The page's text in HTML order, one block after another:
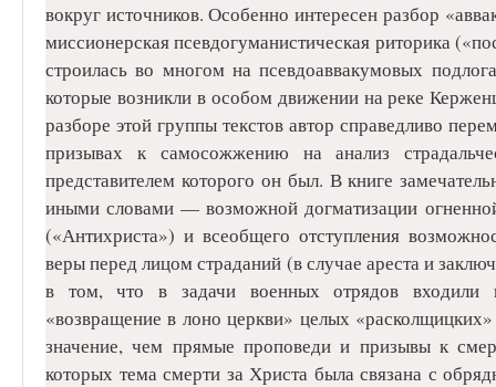
вокруг источников. Особенно интересен разбор
миссионерская псевдогуманистическая риторика
строилась во многом на псевдоаввакумовых
которые возникли в особом движении на реке
разборе этой группы текстов автор справедливо
призывах к самосожжению на анализ
представителем которого он был. В книге
иными словами — возможной догматизации
(«Антихриста») и всеобщего отступления
веры перед лицом страданий (в случае ареста и
в том, что в задачи военных отрядов входили
«возвращение в лоно церкви» целых
значение, чем прямые проповеди и призывы к
которых тема смерти за Христа была связана с